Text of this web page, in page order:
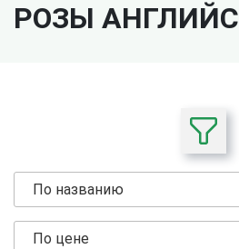
РОЗЫ
По названию
По цене